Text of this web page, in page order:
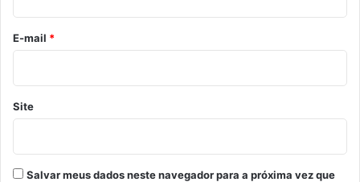
o
*
E-mail *
Site
Salvar meus dados neste navegador para a próxima vez que